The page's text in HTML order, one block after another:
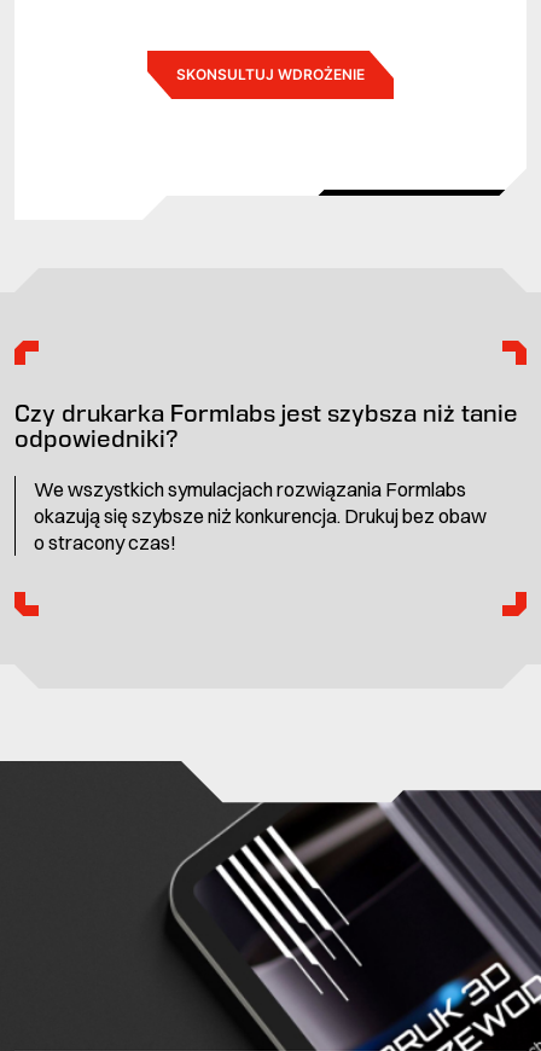
SKONSULTUJ WDROŻENIE
Czy drukarka Formlabs jest szybsza niż tanie
odpowiedniki?
We wszystkich symulacjach rozwiązania Formlabs
okazują się szybsze niż konkurencja. Drukuj bez obaw
o stracony czas!